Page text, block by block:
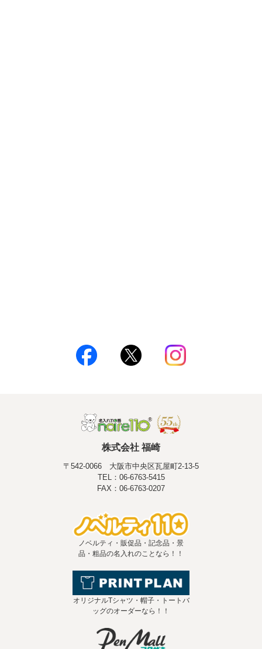
株式会社 福崎
〒542-0066 大阪市中央区瓦屋町2-13-5
TEL：06-6763-5415
FAX：06-6763-0207
ノベルティ・販促品・記念品・景
品・粗品の名入れのことなら！！
オリジナルTシャツ・帽子・トートバ
ッグのオーダーなら！！